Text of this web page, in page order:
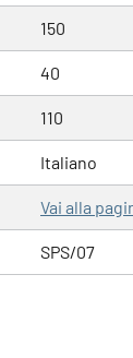
150
40
110
Italiano
Vai alla
SPS/07